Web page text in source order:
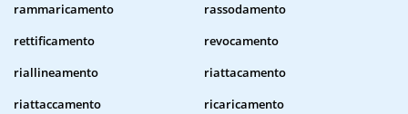
rammaricamento
rassodamento
rettificamento
revocamento
riallineamento
riattacamento
riattaccamento
ricaricamento